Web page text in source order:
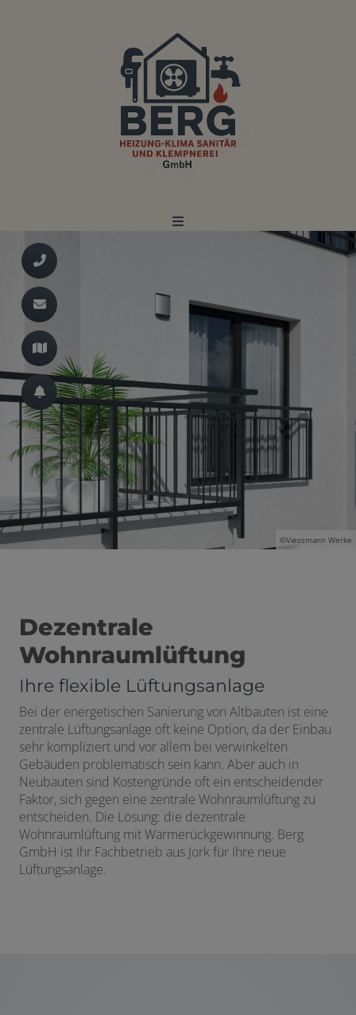
©Viessmann Werke
Dezentrale
Wohnraumlüftung
Ihre flexible Lüftungsanlage
Bei der energetischen Sanierung von Altbauten ist eine
zentrale Lüftungsanlage oft keine Option, da der Einbau
sehr kompliziert und vor allem bei verwinkelten
Gebäuden problematisch sein kann. Aber auch in
Neubauten sind Kostengründe oft ein entscheidender
Faktor, sich gegen eine zentrale Wohnraumlüftung zu
entscheiden. Die Lösung: die dezentrale
Wohnraumlüftung mit Wärmerückgewinnung. Berg
GmbH ist Ihr Fachbetrieb aus Jork für Ihre neue
Lüftungsanlage.
schließen
schließen
öffnen und schließen
öffnen und schließen
und schließen